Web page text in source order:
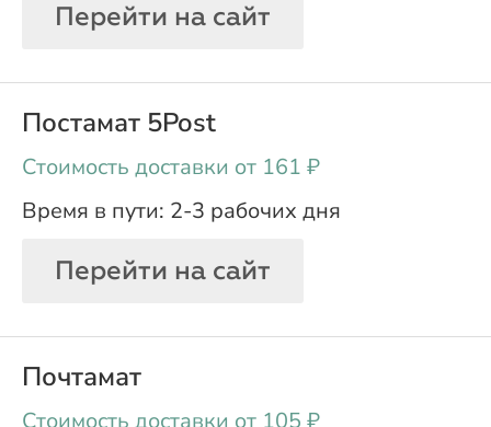
Перейти на сайт
Постамат 5Post
oт 161 ₽
2-3 рабочих дня
Перейти на сайт
Почтамат
oт 105 ₽